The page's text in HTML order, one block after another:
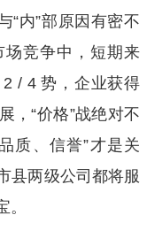
“内”部原因有密不
竞争中，短期来
/ 4 势，企业获得
，“价格”战绝对不
质、信誉”才是关
县两级公司都将服